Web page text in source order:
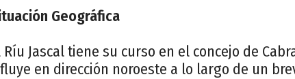
Geográfica
Ríu Jascal tiene su curso en el concejo de
en dirección noroeste a lo largo de un